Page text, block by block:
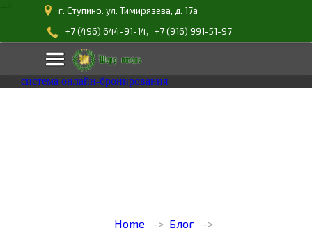
г. Ступино. ул. Тимирязева, д. 17а
+7 (496) 644-91-14, +7 (916) 991-51-97
система онлайн-бронирования
Home Блог